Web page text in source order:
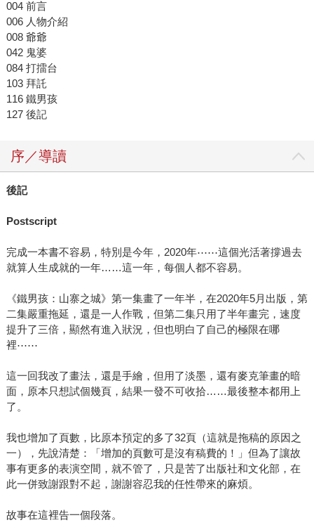
004 前言
006 人物介紹
008 爺爺
042 鬼婆
084 打擂台
103 拜託
116 鐵男孩
127 後記
序／導讀
後記
Postscript
完成一本書不容易，特別是今年，2020年⋯⋯這個光活著撐過去
就算人生成就的一年……這一年，每個人都不容易。
《鐵男孩：山寨之城》第一集畫了一年半，在2020年5月出版，第
二集嚴重拖延，還是一人作戰，但第二集只用了半年畫完，速度
提升了三倍，顯然有進入狀況，但也明白了自己的極限在哪
裡⋯⋯
這一回我改了畫法，還是手繪，但用了淡墨，還有麥克筆畫的暗
面，原本只想試個幾頁，結果一發不可收拾……最後整本都用上
了。
我也增加了頁數，比原本預定的多了32頁（這就是拖稿的原因之
一），先說清楚：「增加的頁數可是沒有稿費的！」但為了讓故
事有更多的表演空間，就不管了，只是苦了出版社和文化部，在
此一併致謝跟對不起，謝謝容忍我的任性帶來的麻煩。
故事在這裡告一個段落。